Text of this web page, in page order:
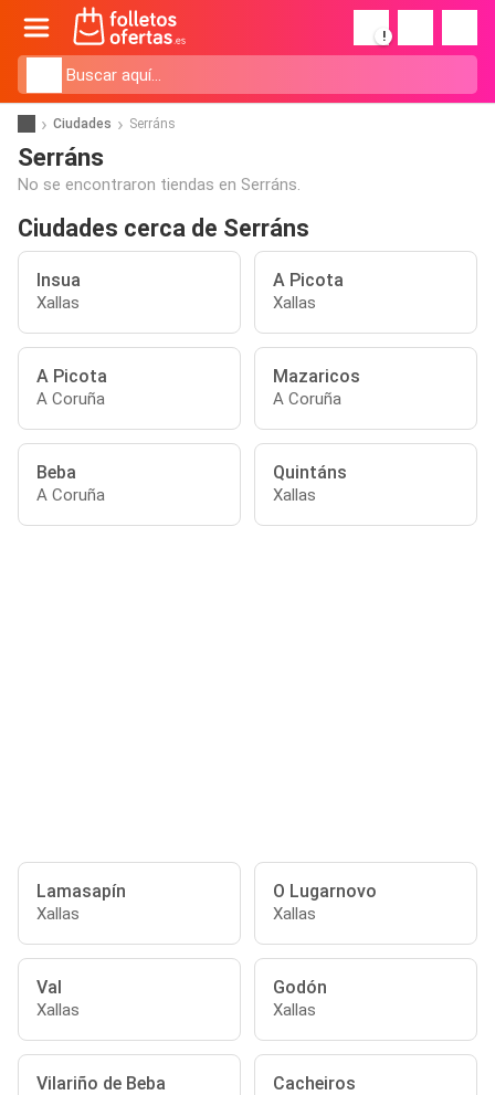
!
Ciudades Serráns
Serráns
No se encontraron tiendas en Serráns.
Ciudades cerca de Serráns
Insua
Xallas
A Picota
Xallas
A Picota
A Coruña
Mazaricos
A Coruña
Beba
A Coruña
Quintáns
Xallas
Lamasapín
Xallas
O Lugarnovo
Xallas
Val
Xallas
Godón
Xallas
Vilariño de Beba Cacheiros